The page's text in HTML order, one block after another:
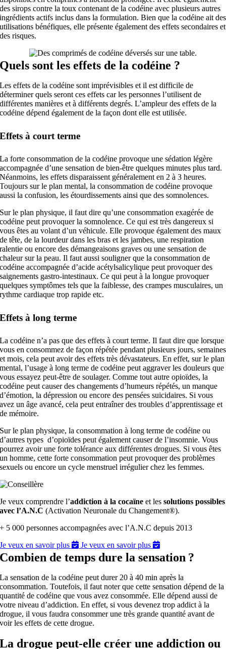
des sirops contre la toux contenant de la codéine avec plusieurs autres
ingrédients actifs inclus dans la formulation. Bien que la codéine ait des
utilisations bénéfiques, elle présente également des effets secondaires et
des risques.
Quels sont les effets de la codéine ?
Les effets de la codéine sont imprévisibles et il est difficile de
déterminer quels seront ces effets car les personnes l’utilisent de
différentes manières et à différents degrés. L’ampleur des effets de la
codéine dépend également de la façon dont elle est utilisée.
Effets à court terme
La forte consommation de la codéine provoque une sédation légère
accompagnée d’une sensation de bien-être quelques minutes plus tard.
Néanmoins, les effets disparaissent généralement en 2 à 3 heures.
Toujours sur le plan mental, la consommation de codéine provoque
aussi la confusion, les étourdissements ainsi que des somnolences.
Sur le plan physique, il faut dire qu’une consommation exagérée de
codéine peut provoquer la somnolence. Ce qui est très dangereux si
vous êtes au volant d’un véhicule. Elle provoque également des maux
de tête, de la lourdeur dans les bras et les jambes, une respiration
ralentie ou encore des démangeaisons graves ou une sensation de
chaleur sur la peau. Il faut aussi souligner que la consommation de
codéine accompagnée d’acide acétylsalicylique peut provoquer des
saignements gastro-intestinaux. Ce qui peut à la longue provoquer
quelques symptômes tels que la faiblesse, des crampes musculaires, un
rythme cardiaque trop rapide etc.
Effets à long terme
La codéine n’a pas que des effets à court terme. Il faut dire que lorsque
vous en consommez de façon répétée pendant plusieurs jours, semaines
et mois, cela peut avoir des effets très dévastateurs. En effet, sur le plan
mental, l’usage à long terme de codéine peut aggraver les douleurs que
vous essayez peut-être de soulager. Comme tout autre opioïdes, la
codéine peut causer des changements d’humeurs répétés, un manque
d’émotion, la dépression ou encore des pensées suicidaires. Si vous
avez un âge avancé, cela peut entraîner des troubles d’apprentissage et
de mémoire.
Sur le plan physique, la consommation à long terme de codéine ou
d’autres types d’opioïdes peut également causer de l’insomnie. Vous
pourrez avoir une forte tolérance aux différentes drogues. Si vous êtes
un homme, cette forte consommation peut provoquer des problèmes
sexuels ou encore un cycle menstruel irrégulier chez les femmes.
Je veux comprendre l’addiction à la cocaïne et lessolutions possibles
avec l’A.N.C (Activation Neuronale du Changement®).
+ 5 000 personnes accompagnées avec l’A.N.C depuis 2013
Je veux en savoir plus
Je veux en savoir plus
Combien de temps dure la sensation ?
La sensation de la codéine peut durer 20 à 40 min après la
consommation. Toutefois, il faut noter que cette sensation dépend de la
quantité de codéine que vous avez consommée. Elle dépend aussi de
votre niveau d’addiction. En effet, si vous devenez trop addict à la
drogue, il vous faudra consommer une très grande quantité avant de
voir les effets de cette drogue.
La drogue peut-elle créer une addiction ou